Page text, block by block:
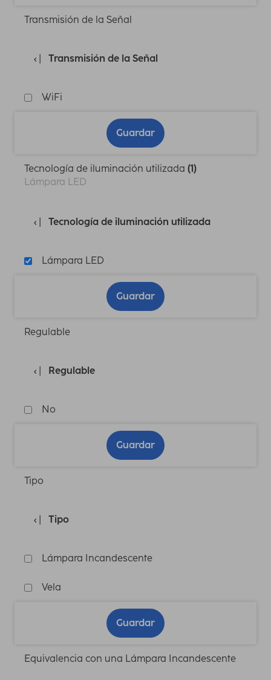
Transmisión de la Señal
Transmisión de la Señal
WiFi
Guardar
Tecnología de iluminación utilizada (1)
Lámpara LED
Tecnología de iluminación utilizada
Lámpara LED
Guardar
Regulable
Regulable
No
Guardar
Tipo
Tipo
Lámpara Incandescente
Vela
Guardar
Equivalencia con una Lámpara Incandescente